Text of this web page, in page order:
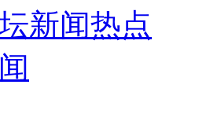
新闻热点